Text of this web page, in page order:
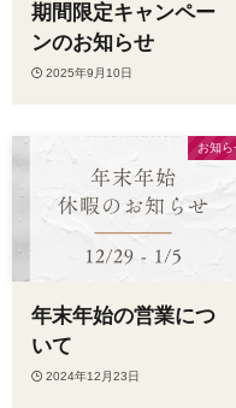
期間限定キャンペー
ンのお知らせ
2025年9月10日
お知ら
年末年始の営業につ
いて
2024年12月23日